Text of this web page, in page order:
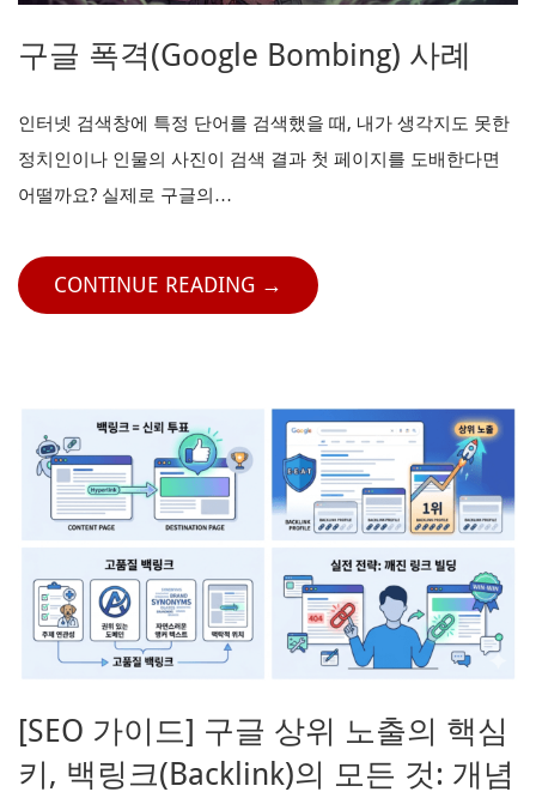
구글 폭격(Google Bombing) 사례
인터넷 검색창에 특정 단어를 검색했을 때, 내가 생각지도 못한
정치인이나 인물의 사진이 검색 결과 첫 페이지를 도배한다면
어떨까요? 실제로 구글의…
CONTINUE READING →
[SEO 가이드] 구글 상위 노출의 핵심
키, 백링크(Backlink)의 모든 것: 개념